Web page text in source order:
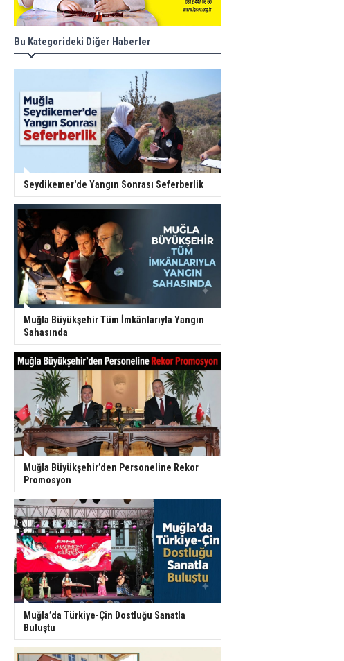
Bu Kategorideki Diğer Haberler
Seydikemer'de Yangın Sonrası Seferberlik
Muğla Büyükşehir Tüm İmkânlarıyla Yangın
Sahasında
Muğla Büyükşehir’den Personeline Rekor
Promosyon
Muğla’da Türkiye-Çin Dostluğu Sanatla
Buluştu